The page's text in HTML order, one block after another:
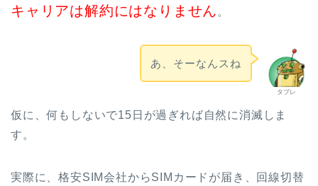
キャリアは解約にはなりません 。
タブレ
あ、そーなんスね
仮に、何もしないで15日が過ぎれば自然に消滅しま
す。
実際に、格安SIM会社からSIMカードが届き、回線切替